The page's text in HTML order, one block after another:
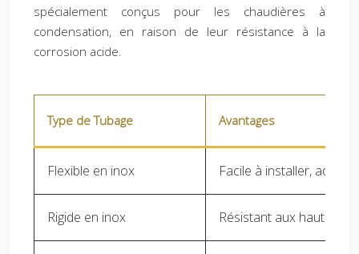
spécialement conçus pour les chaudières à
condensation, en raison de leur résistance à la
corrosion acide.
Type de Tubage Avantages
Flexible en inox Facile à installer,
Rigide en inox Résistant aux hautes